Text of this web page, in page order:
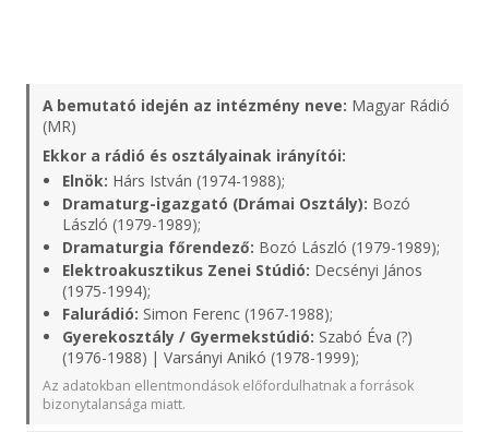
A bemutató idején az intézmény neve: Magyar Rádió
(MR)
Ekkor a rádió és osztályainak irányítói:
Elnök: Hárs István (1974-1988);
Dramaturg-igazgató (Drámai Osztály): Bozó
László (1979-1989);
Dramaturgia főrendező: Bozó László (1979-1989);
Elektroakusztikus Zenei Stúdió: Decsényi János
(1975-1994);
Falurádió: Simon Ferenc (1967-1988);
Gyerekosztály / Gyermekstúdió: Szabó Éva (?)
(1976-1988) | Varsányi Anikó (1978-1999);
Az adatokban ellentmondások előfordulhatnak a források
bizonytalansága miatt.